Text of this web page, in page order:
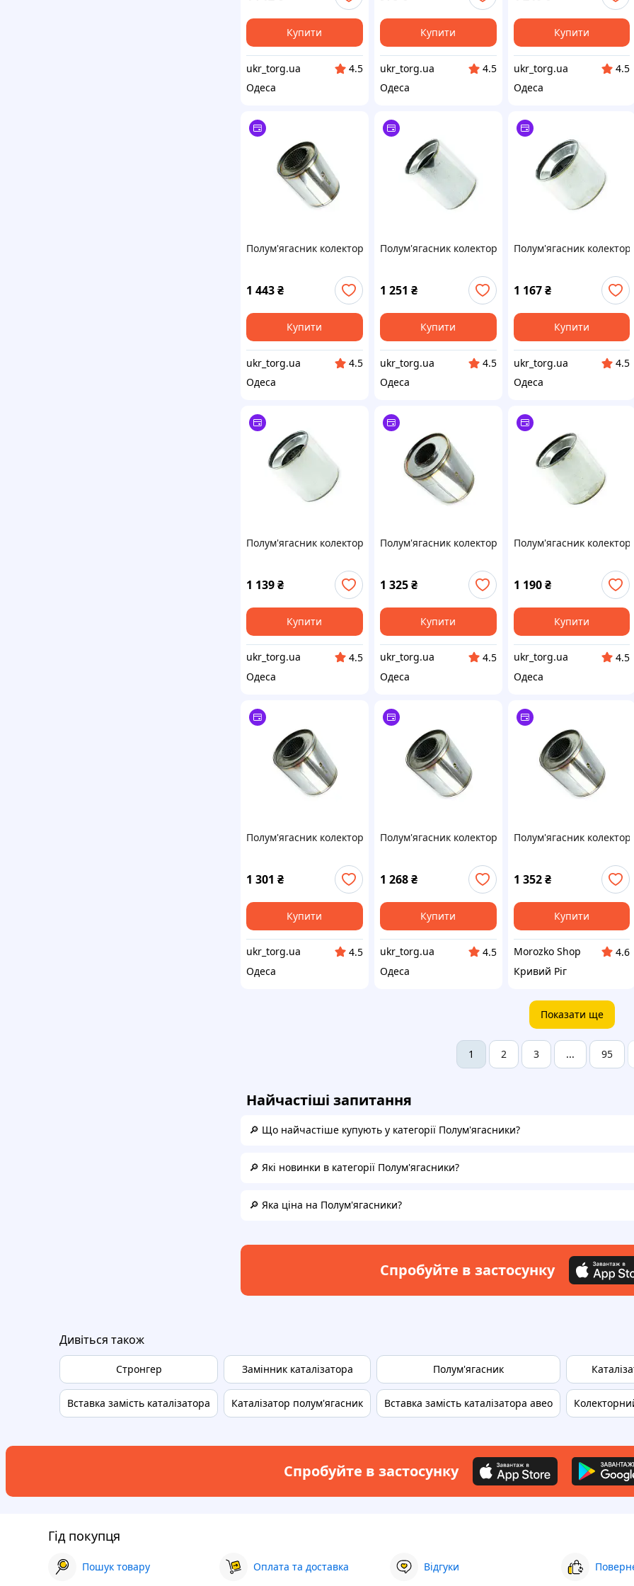
Купити
ukr_torg.ua
4.5
Одеса
Купити
ukr_torg.ua
4.5
Одеса
Купити
ukr_torg.ua
4.5
Одеса
Полум'ягасник колекторний 100х145 нержавіюча сталь (Walline)
1 443₴
Купити
ukr_torg.ua
4.5
Одеса
Полум'ягасник колекторний 95х120x57 нержавіюча
1 251 ₴
Купити
ukr_torg.ua
4.5
Одеса
Полум'ягасник
1 167 ₴
Купити
ukr_torg.ua
4.5
Одеса
Полум'ягасник колекторний 95х100x57 нержавіюча сталь (EuroEx)
1 139₴
Купити
ukr_torg.ua
4.5
Одеса
Полум'ягасник колекторний 130х100 нержавіюча
1 325₴
Купити
ukr_torg.ua
4.5
Одеса
Полум'ягасник
1 190 ₴
Купити
ukr_torg.ua
4.5
Одеса
Полум'ягасник колекторний 115х115 нержавіюча сталь (Walline)
1 301 ₴
Купити
ukr_torg.ua
4.5
Одеса
Полум'ягасник колекторний 115х100 нержавіюча
1 268₴
Купити
ukr_torg.ua
4.5
Одеса
Полум'ягасник
1 352 ₴
Купити
Morozko Shop
4.6
Кривий Ріг
Показати ще
1 2 3 ... 95
Найчастіші запитання
🔎 Що найчастіше купують у категорії Полум'ягасники?
🔎 Які новинки в категорії Полум'ягасники?
🔎 Яка ціна на Полум'ягасники?
Спробуйте в застосунку
Дивіться також
Стронгер
Вставка замість каталізатора
Замінник каталізатора
Каталізатор полум'ягасник
Полум'ягасник
Вставка замість каталізатора авео
Спробуйте в застосунку
Гід покупця
Пошук товару Оплата та доставка Відгуки